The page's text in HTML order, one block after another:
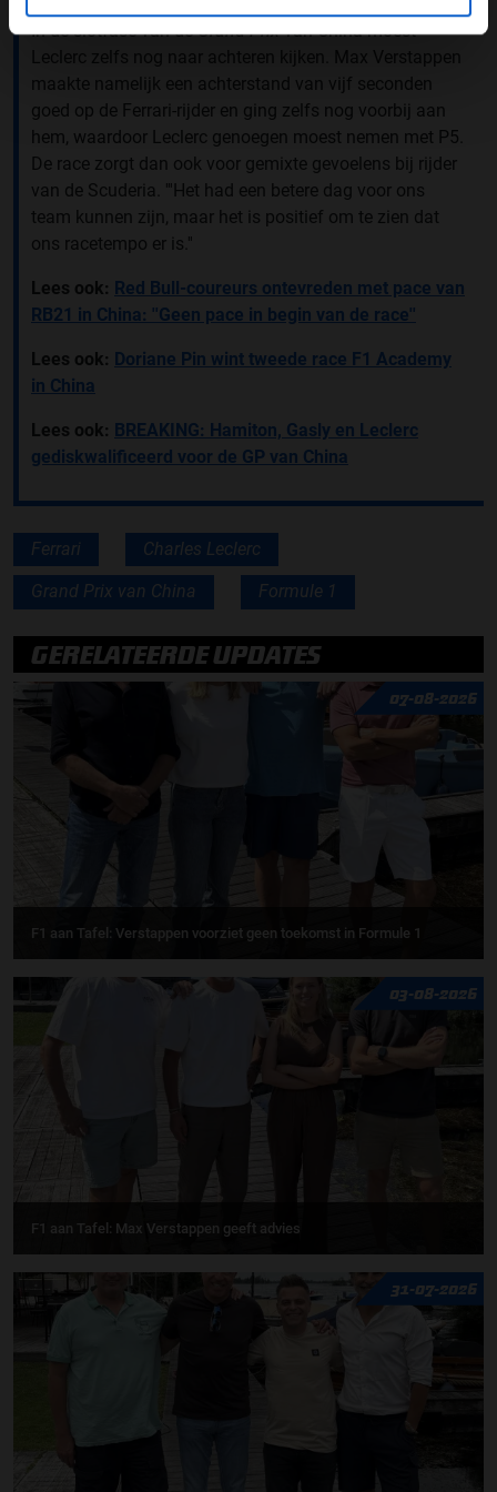
In de slotfase van deGrand Prixvan China moest
Leclerc zelfs nog naar achteren kijken. Max Verstappen
maakte namelijk een achterstand van vijf seconden
goed op de Ferrari-rijder en ging zelfs nog voorbij aan
hem, waardoor Leclerc genoegen moest nemen met P5.
De race zorgt dan ook voor gemixte gevoelens bij rijder
van de Scuderia. '''Het had een betere dag voor ons
team kunnen zijn, maar het is positief om te zien dat
ons racetempo er is.''
Lees ook: Red Bull-coureurs ontevreden met pace van
RB21 in China: ''Geen pace in begin van de race''
Lees ook: Doriane Pin wint tweede race F1 Academy
in China
Lees ook: BREAKING: Hamiton, Gasly en Leclerc
gediskwalificeerd voor de GP van China
Ferrari Charles Leclerc
Grand Prix van China Formule 1
GERELATEERDE UPDATES
07-08-2026
F1 aan Tafel: Verstappen voorziet geen toekomst in Formule 1
03-08-2026
F1 aan Tafel: Max Verstappen geeft advies
31-07-2026